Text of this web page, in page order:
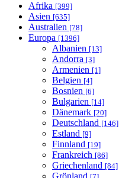
Afrika [399]
Asien [635]
Australien [78]
Europa [1396]
Albanien [13]
Andorra [3]
Armenien [1]
Belgien [4]
Bosnien [6]
Bulgarien [14]
Dänemark [20]
Deutschland [146]
Estland [9]
Finnland [19]
Frankreich [86]
Griechenland [84]